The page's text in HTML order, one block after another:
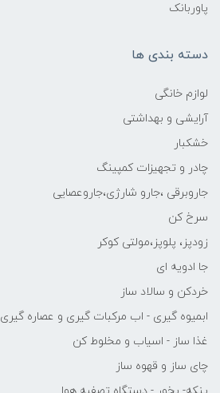
پاوربانک
دسته بندی ها
لوازم خانگی
آرایشی و بهداشتی
خشکبار
چادر و تجهیزات کمپینگ
جاروبرقی ،جارو شارژی،جاروعصایی
سرخ کن
زودپز، پلوپز،مولتی کوکر
جا ادویه ای
خردکن و سالاد ساز
ابمیوه گیری - اب مرکبات گیری و عصاره گیری
غذا ساز - اسیاب و مخلوط کن
چای ساز و قهوه ساز